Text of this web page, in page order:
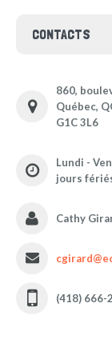
CONTACTS
860,
Québec,
G1C 3L6
Lundi -
jours
Cathy
(418) 666-